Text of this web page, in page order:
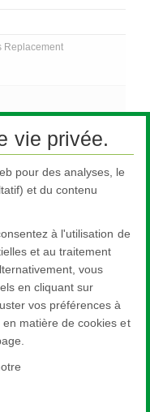
Replacement
vie privée.
pour des analyses, le
et du contenu
à l'utilisation de
et au traitement
vous
en cliquant sur
vos préférences à
matière de cookies et